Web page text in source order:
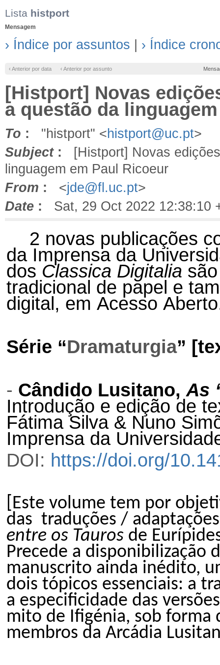
Lista histport
Mensagem
› Índice por assuntos › Índice
‹ Anterior por data ‹ Anterior por assunto
[Histport] Novas
a questão da
To : "histport" <histport@uc.pt>
Subject: [Histport] Novas
linguagem em Paul Ricoeur
From : <jde@fl.uc.pt>
Date : Sat, 29 Oct 2022 12:38:10
2 novas publicações
da Imprensa da
dos Classica Digitalia
tradicional de papel e
digital, em Acesso
Série “Dramaturgia”
- Cândido Lusitano, As
Introdução e edição de
Fátima Silva & Nuno
Imprensa da
DOI: https://doi.org/
[Este volume tem por
das traduções /
entre os Tauros de
Precede a disponibilização
manuscrito ainda inédito,
dois tópicos essenciais: a
a especificidade das
mito de Ifigénia, sob forma
membros da Arcádia